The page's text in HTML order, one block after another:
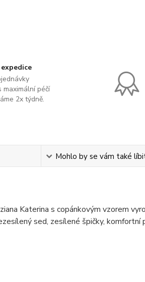
maximální péčí
2x týdně.
Mohlo by se vám také
Katerina s copánkovým vzorem
sed, zesílené špičky, komfortní